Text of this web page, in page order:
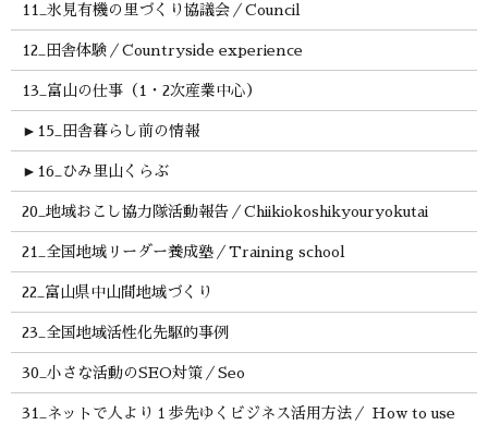
11_氷見有機の里づくり協議会／Council
12_田舎体験／Countryside experience
13_富山の仕事（1・2次産業中心）
► 15_田舎暮らし前の情報
► 16_ひみ里山くらぶ
20_地域おこし協力隊活動報告／Chiikiokoshikyouryokutai
21_全国地域リーダー養成塾／Training school
22_富山県中山間地域づくり
23_全国地域活性化先駆的事例
30_小さな活動のSEO対策／Seo
31_ネットで人より１歩先ゆくビジネス活用方法／ How to use